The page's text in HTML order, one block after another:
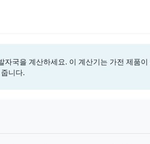
자국을 계산하세요. 이 계산기는 가전 제품
니다.